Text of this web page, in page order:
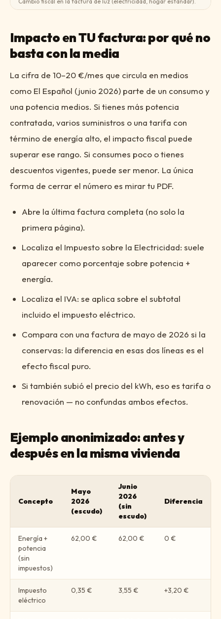
Impacto en TU factura: por qué no
basta con la media
La cifra de 10–20 €/mes que circula en medios
como El Español (junio 2026) parte de un consumo y
una potencia medios. Si tienes más potencia
contratada, varios suministros o una tarifa con
término de energía alto, el impacto fiscal puede
superar ese rango. Si consumes poco o tienes
descuentos vigentes, puede ser menor. La única
forma de cerrar el número es mirar tu PDF.
Abre la última factura completa (no solo la
primera página).
Localiza el Impuesto sobre la Electricidad: suele
aparecer como porcentaje sobre potencia +
energía.
Localiza el IVA: se aplica sobre el subtotal
incluido el impuesto eléctrico.
Compara con una factura de mayo de 2026 si la
conservas: la diferencia en esas dos líneas es el
efecto fiscal puro.
Si también subió el precio del kWh, eso es tarifa o
renovación — no confundas ambos efectos.
Ejemplo anonimizado: antes y
después en la misma vivienda
Concepto
Mayo
2026
(escudo)
Junio
2026
(sin
escudo)
Diferencia
Energía +
potencia
(sin
impuestos)
62,00 € 62,00 € 0 €
Impuesto
eléctrico
0,35 € 3,55 € +3,20 €